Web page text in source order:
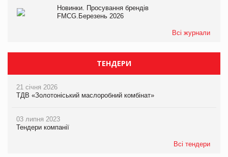
Новинки. Просування брендів
FMCG.Березень 2026
Всі журнали
ТЕНДЕРИ
21 січня 2026
ТДВ «Золотоніський маслоробний комбінат»
03 липня 2023
Тендери компанії
Всі тендери